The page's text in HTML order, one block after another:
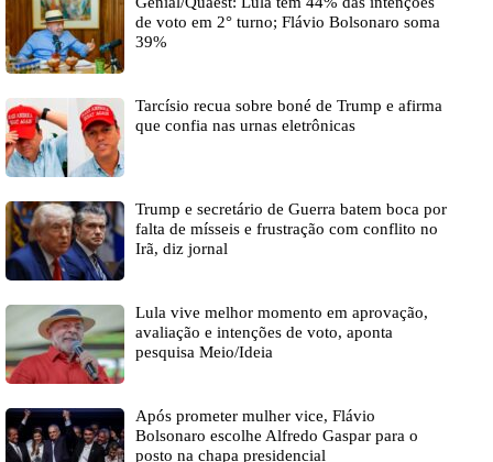
de voto em 2° turno; Flávio Bolsonaro soma
39%
Tarcísio recua sobre boné de Trump e afirma
que confia nas urnas eletrônicas
Trump e secretário de Guerra batem boca por
falta de mísseis e frustração com conflito no
Irã, diz jornal
Lula vive melhor momento em aprovação,
avaliação e intenções de voto, aponta
pesquisa Meio/Ideia
Após prometer mulher vice, Flávio
Bolsonaro escolhe Alfredo Gaspar para o
posto na chapa presidencial